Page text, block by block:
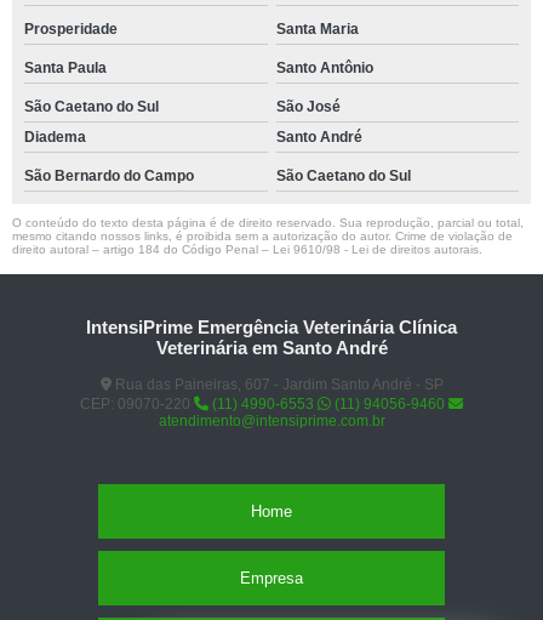
Prosperidade Santa Maria
Santa Paula Santo Antônio
São Caetano do Sul
São José
Diadema
Santo André
São Bernardo do Campo São Caetano do Sul
O conteúdo do texto desta página é de direito reservado. Sua reprodução, parcial ou total,
mesmo citando nossos links, é proibida sem a autorização do autor. Crime de violação de
direito autoral – artigo 184 do Código Penal – Lei 9610/98 - Lei de direitos autorais
IntensiPrime Emergência Veterinária Clínica
Veterinária em Santo André
Rua das Paineiras, 607 - Jardim Santo André - SP
CEP: 09070-220
(11) 4990-6553
(11) 94056-9460
atendimento@intensiprime.com.br
Home
Empresa